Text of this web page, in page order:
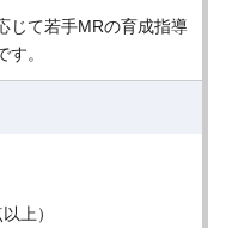
じて若手MRの育成指導
。
上）